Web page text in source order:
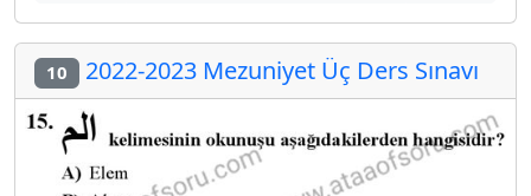
10 2022-2023 Mezuniyet Üç Ders Sınavı